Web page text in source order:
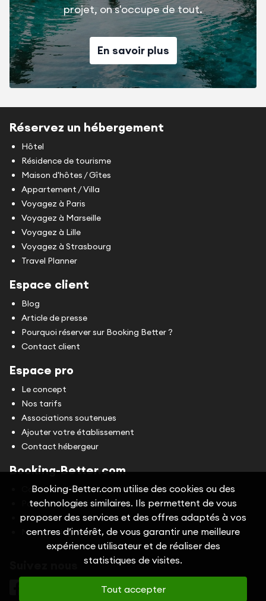
projet, on s'occupe de tout.
En savoir plus
Réservez un hébergement
Hôtel
Résidence de tourisme
Maison d'hôtes / Gîtes
Appartement / Villa
Voyagez à Paris
Voyagez à Marseille
Voyagez à Lille
Voyagez à Strasbourg
Travel Planner
Espace client
Blog
Article de presse
Pourquoi réserver sur Booking Better ?
Contact client
Espace pro
Le concept
Nos tarifs
Associations soutenues
Ajouter votre établissement
Contact hébergeur
Booking-Better.com
Conditions Générales d'Utilisation (CGU)
Politique de confidentialité
Cookies
Mentions légales
Booking-Better.com utilise des cookies ou des
technologies similaires. Ils permettent de vous
proposer des services et des offres adaptés à vos
centres d’intérêt, de vous garantir une meilleure
expérience utilisateur et de réaliser des
statistiques de visites.
Tout accepter